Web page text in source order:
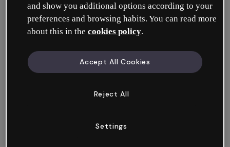
Lesliens inclus sont cliquables. Lorsque
vous ouvrez un PDF interactif dans un
navigateur, les liens s’ouvrent dans le
même onglet, quel que soit leur
paramétrage initial.
Lesfenêtres de votre Geniallysont
pour naviguer entre les pages
and show you additional options according to your
preferences and browsing habits. You can read more
about this in the cookies policy.
Reject All
Accept All Cookies
Settings